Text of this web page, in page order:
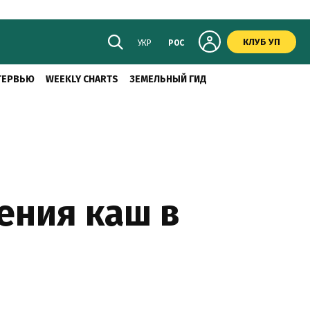
УКР РОС КЛУБ УП
WEEKLY CHARTS ЗЕМЕЛЬНЫЙ ГИД
каш в